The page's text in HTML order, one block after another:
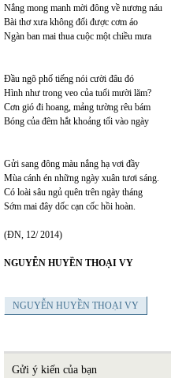
Nắng mong manh mời đông về nương náu
Bài thơ xưa không đổi được cơm áo
Ngàn ban mai thua cuộc một chiều mưa
Đầu ngõ phố tiếng nói cười đâu đó
Hình như trong veo của tuổi mười lăm?
Cơn gió đi hoang, mảng tường rêu bám
Bóng của đêm hắt khoảng tối vào ngày
Gửi sang đông màu nắng hạ vơi đầy
Mùa cánh én những ngày xuân tươi sáng.
Có loài sâu ngủ quên trên ngày tháng
Sớm mai đây dốc cạn cốc hồi hoàn.
(ĐN, 12/ 2014)
NGUYỄN HUYỀN THOẠI VY
NGUYỄN HUYỀN THOẠI VY
Gửi ý kiến của bạn